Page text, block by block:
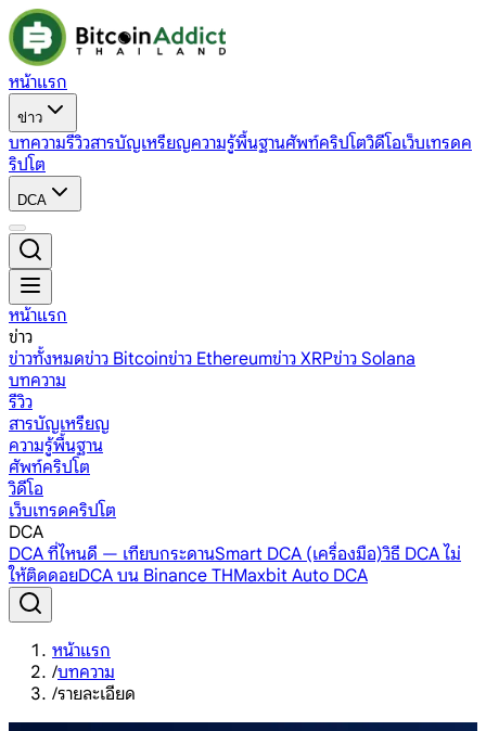
หน้าแรก
ข่าว
บทความรีวิวสารบัญเหรียญความรู้พื้นฐานศัพท์คริปโตวิดีโอเว็บเทรดค
ริปโต
DCA
หน้าแรก
ข่าว
ข่าวทั้งหมดข่าว Bitcoinข่าว Ethereumข่าว XRPข่าว Solana
บทความ
รีวิว
สารบัญเหรียญ
ความรู้พื้นฐาน
ศัพท์คริปโต
วิดีโอ
เว็บเทรดคริปโต
DCA
DCA ที่ไหนดี — เทียบกระดานSmart DCA (เครื่องมือ)วิธี DCA ไม่
ให้ติดดอยDCA บน Binance THMaxbit Auto DCA
หน้าแรก
/บทความ
/รายละเอียด